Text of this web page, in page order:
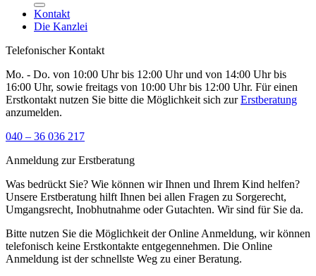
Kontakt
Die Kanzlei
Telefonischer Kontakt
Mo. - Do. von 10:00 Uhr bis 12:00 Uhr und von 14:00 Uhr bis
16:00 Uhr, sowie freitags von 10:00 Uhr bis 12:00 Uhr. Für einen
Erstkontakt nutzen Sie bitte die Möglichkeit sich zurErstberatung
anzumelden.
040 – 36 036 217
Anmeldung zur Erstberatung
Was bedrückt Sie? Wie können wir Ihnen und Ihrem Kind helfen?
Unsere Erstberatung hilft Ihnen bei allen Fragen zu Sorgerecht,
Umgangsrecht, Inobhutnahme oder Gutachten. Wir sind für Sie da.
Bitte nutzen Sie die Möglichkeit der Online Anmeldung, wir können
telefonisch keine Erstkontakte entgegennehmen. Die Online
Anmeldung ist der schnellste Weg zu einer Beratung.